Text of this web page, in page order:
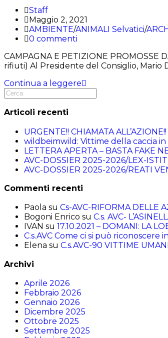
Staff
Maggio 2, 2021
AMBIENTE/ANIMALI Selvatici/
0 commenti
CAMPAGNA E PETIZIONE PROMOSSE
rifiuti) Al Presidente del Consiglio, Mario
Continua a leggere
Articoli recenti
URGENTE!! CHIAMATA
wildbeimwild: Vittime della caccia
LETTERA APERTA – BASTA FAKE
AVC-DOSSIER 2025-2026/LEX-
AVC-DOSSIER 2025-2026/REATI
Commenti recenti
Paola su Cs-AVC-RIFORMA DELLE
Bogoni Enrico su C.s. AVC-
IVAN su 17.10.2021 – DOMANI: LA
C.s.AVC Come ci si può
Elena su C.s.AVC-90 VITTIME
Archivi
Aprile 2026
Febbraio 2026
Gennaio 2026
Dicembre 2025
Ottobre 2025
Settembre 2025